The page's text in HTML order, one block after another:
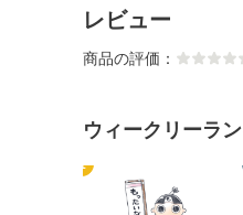
レビュー
商品の評価：
ウィークリーラ
1